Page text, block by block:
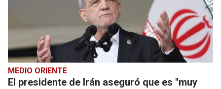
MEDIO ORIENTE
El presidente de Irán aseguró que es "muy